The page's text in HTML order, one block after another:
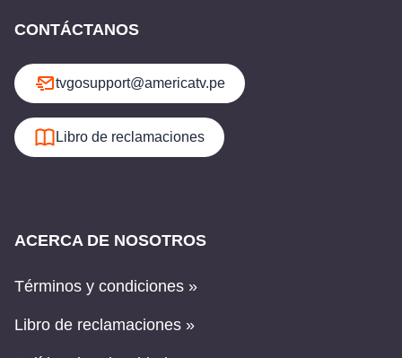
CONTÁCTANOS
tvgosupport@americatv.pe
Libro de reclamaciones
ACERCA DE NOSOTROS
Términos y condiciones »
Libro de reclamaciones »